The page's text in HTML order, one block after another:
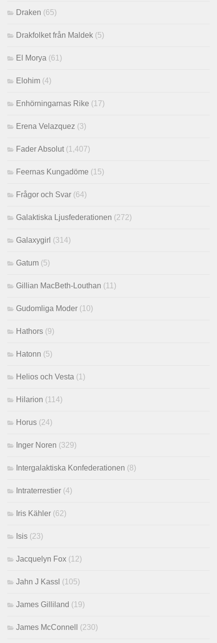
Draken (65)
Drakfolket från Maldek (5)
El Morya (61)
Elohim (4)
Enhörningarnas Rike (17)
Erena Velazquez (3)
Fader Absolut (1,407)
Feernas Kungadöme (15)
Frågor och Svar (64)
Galaktiska Ljusfederationen (272)
Galaxygirl (314)
Gatum (5)
Gillian MacBeth-Louthan (11)
Gudomliga Moder (10)
Hathors (9)
Hatonn (5)
Helios och Vesta (1)
Hilarion (114)
Horus (24)
Inger Noren (329)
Intergalaktiska Konfederationen (8)
Intraterrestier (4)
Iris Kähler (62)
Isis (23)
Jacquelyn Fox (12)
Jahn J Kassl (105)
James Gilliland (19)
James McConnell (230)